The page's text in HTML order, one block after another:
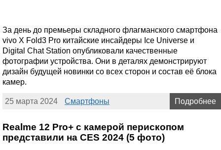
За день до премьеры складного флагманского смартфона
vivo X Fold3 Pro китайские инсайдеры Ice Universe и
Digital Chat Station опубликовали качественные
фотографии устройства. Они в деталях демонстрируют
дизайн будущей новинки со всех сторон и состав её блока
камер.
25 марта 2024 Смартфоны Подробнее
Realme 12 Pro+ с камерой перископом
представили на CES 2024 (5 фото)